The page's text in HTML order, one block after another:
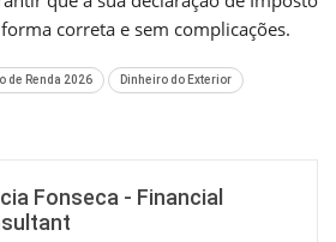
correta e sem complicações.
de Renda 2026 Dinheiro do Exterior
Fonseca - Financial